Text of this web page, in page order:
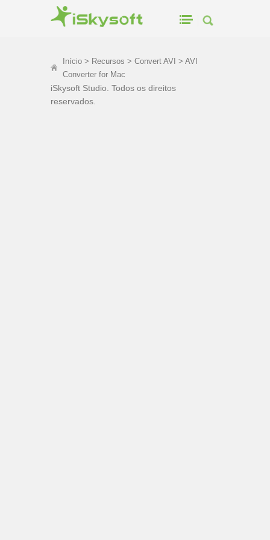
Início > Recursos > Convert AVI > AVI
Converter for Mac
iSkysoft Studio. Todos os direitos
reservados.